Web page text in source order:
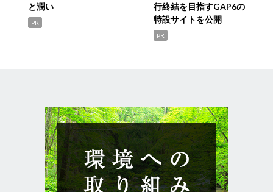
と潤い
PR
行終結を目指すGAP6の
特設サイトを公開
PR